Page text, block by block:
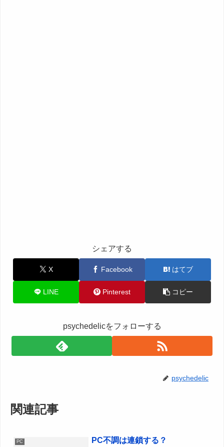
シェアする
X Facebook はてブ
LINE Pinterest コピー
psychedelicをフォローする
psychedelic
関連記事
PC PC不調は連鎖する？